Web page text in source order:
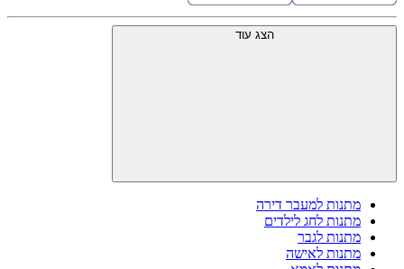
הצג עוד
מתנות למעבר דירה
מתנות לחג לילדים
מתנות לגבר
מתנות לאישה